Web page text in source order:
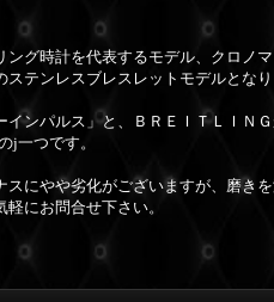
グ時計を代表するモデル、クロノマ
テンレスブレスレットモデルとなり
ンパルス」と、ＢＲＥＩＴＬＩＮ
j一つです。
にやや劣化がございますが、磨き
にお問合せ下さい。